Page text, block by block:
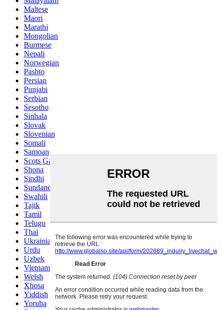
Maltese
Maori
Marathi
Mongolian
Burmese
Nepali
Norwegian
Pashto
Persian
Punjabi
Serbian
Sesotho
Sinhala
Slovak
Slovenian
Somali
Samoan
Scots Gaelic
Shona
Sindhi
Sundanese
Swahili
Tajik
Tamil
Telugu
Thai
Ukrainian
Urdu
Uzbek
Vietnamese
Welsh
Xhosa
Yiddish
Yoruba